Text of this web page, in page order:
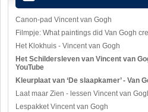
Canon-pad Vincent van Gogh
Filmpje: What paintings did Van Gogh
Het Klokhuis - Vincent van Gogh
Het Schildersleven van Vincent van
YouTube
Kleurplaat van ‘De slaapkamer’ - Van
Laat maar Zien - lessen Vincent van
Lespakket Vincent van Gogh